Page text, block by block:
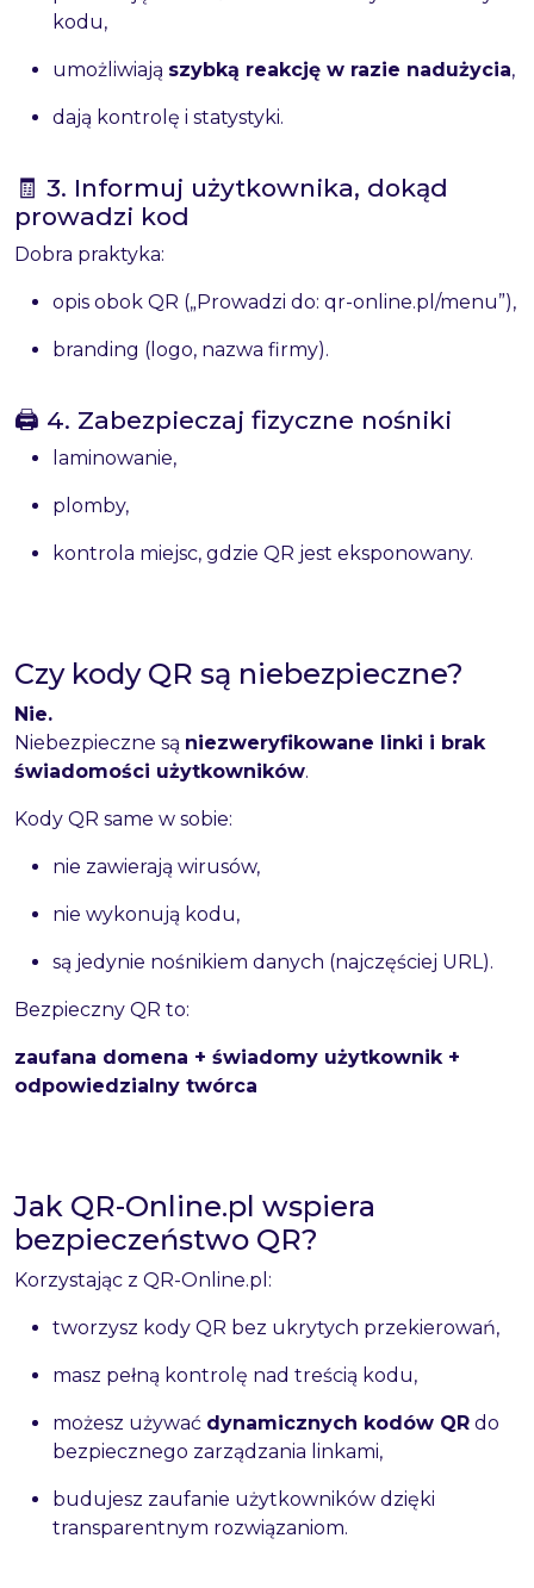
kodu,
umożliwiają szybką reakcję w razie nadużycia,
dają kontrolę i statystyki.
🧾 3. Informuj użytkownika, dokąd
prowadzi kod
Dobra praktyka:
opis obok QR („Prowadzi do: qr-online.pl/menu”),
branding (logo, nazwa firmy).
🖨 4. Zabezpieczaj fizyczne nośniki
laminowanie,
plomby,
kontrola miejsc, gdzie QR jest eksponowany.
Czy kody QR są niebezpieczne?
Nie.
Niebezpieczne są niezweryfikowane linki i brak
świadomości użytkowników.
Kody QR same w sobie:
nie zawierają wirusów,
nie wykonują kodu,
są jedynie nośnikiem danych (najczęściej URL).
Bezpieczny QR to:
zaufana domena + świadomy użytkownik +
odpowiedzialny twórca
Jak QR-Online.pl wspiera
bezpieczeństwo QR?
Korzystając z QR-Online.pl:
tworzysz kody QR bez ukrytych przekierowań,
masz pełną kontrolę nad treścią kodu,
możesz używać dynamicznych kodów QR do
bezpiecznego zarządzania linkami,
budujesz zaufanie użytkowników dzięki
transparentnym rozwiązaniom.